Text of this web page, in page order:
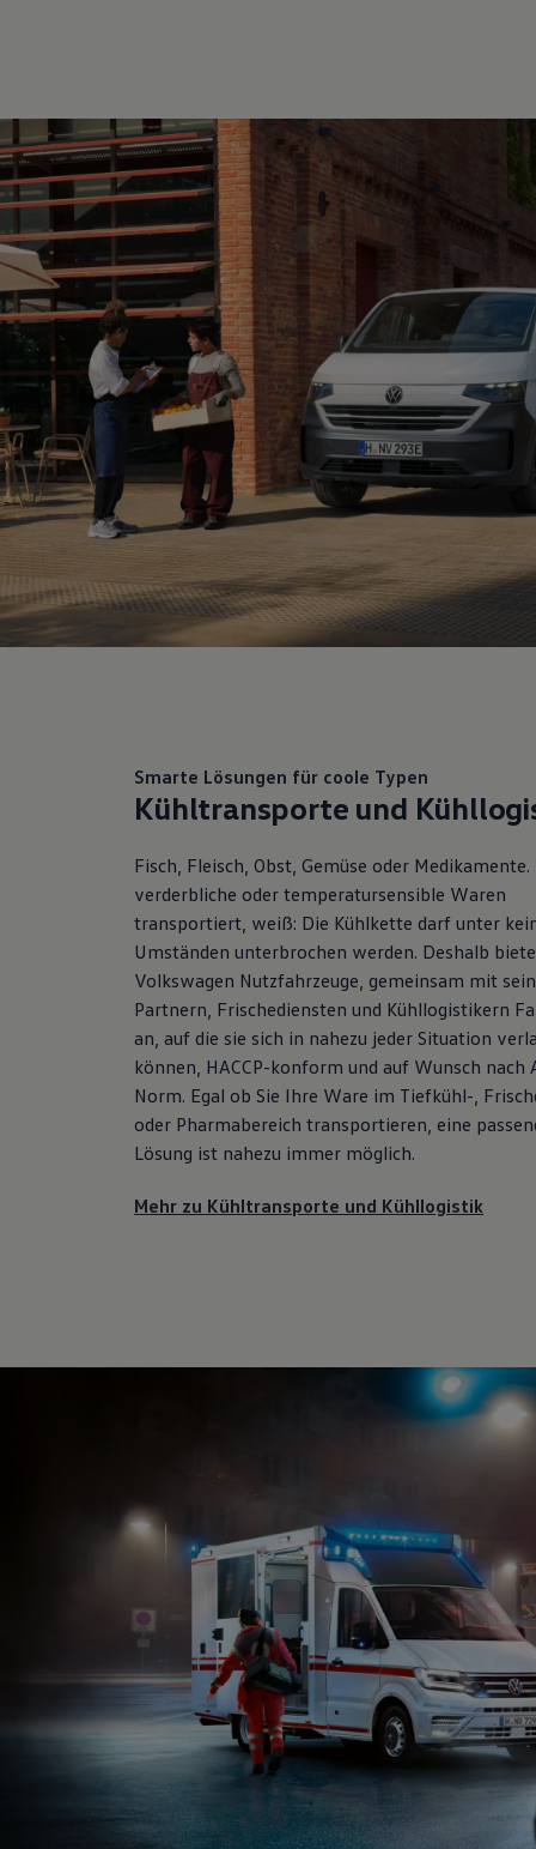
Batterieverordnung
XTL-Dieselkraftstoff
Ersatzteile und Betriebsflüssigkeiten
Original Zubehör und Lifestyle Produkte
myVolkswagen
myVolkswagen Business
Elektrisch & Autonom
Elektro - & Hybridfahrzeuge
Unser Ansatz
Klimafreundlicher Strom
Reichweite & Ladelösungen
Reichweitensimulator
Ladezeitensimulator
Ladelösungen für Privatkunden
Ladelösungen für Gewerbekunden
Wallbox und Ladekabel
Bidirektionales Laden
Förderung & Kosten der Elektrofahrzeuge
Fördermöglichkeiten für Privatkunden
Fördermöglichkeiten für Gewerbekunden
Autonomes Fahren
Mehr zum ID. Buzz
Online Beratung
California Welt
California Reisen & Erlebnisse
California App
California Lifestyle & Zubehör
Unternehmen
Karriere
Karriere im Unternehmen
Karriere im Autohaus
Nachhaltigkeit
Kunden
Gesellschaft
Natur
Events
Rückblick VW Bus Festival 2023
75 Jahre Bulli Jubiläum
Bulli Magazin
Fahrzeugabholung ab Werk
Smarte Lösungen für coole Typen
Kühltransporte und
Fisch, Fleisch, Obst, Gemüse oder
verderbliche oder temperatursensible Waren
transportiert, weiß: Die Kühlkette darf unter
Umständen unterbrochen werden. Deshalb
Volkswagen Nutzfahrzeuge , gemeinsam mit
Partnern, Frischediensten und Kühllogistikern
an, auf die sie sich in nahezu jeder Situation
können, HACCP-konform und auf Wunsch nach
Norm. Egal ob Sie Ihre Ware im Tiefkühl-,
oder Pharmabereich transportieren, eine
Lösung ist nahezu immer möglich.
Mehr zu Kühltransporte und Kühllogistik